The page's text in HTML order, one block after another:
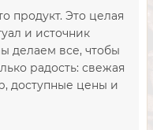
продукт. Это целая
и источник
делаем все, чтобы
радость: свежая
доступные цены и